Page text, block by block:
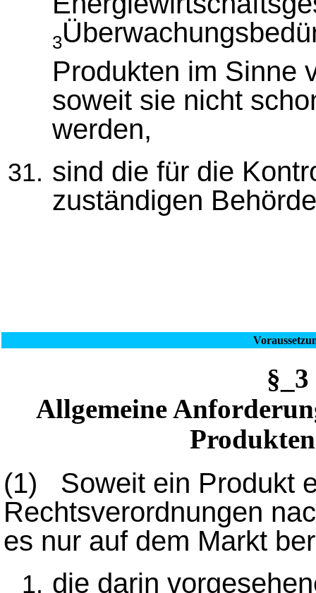
3
Produkten im Sinne
soweit sie nicht
werden,
sind die für die
zuständigen
Allgemeine
(1) Soweit ein Produkt
Rechtsverordnungen
es nur auf dem Markt
die darin